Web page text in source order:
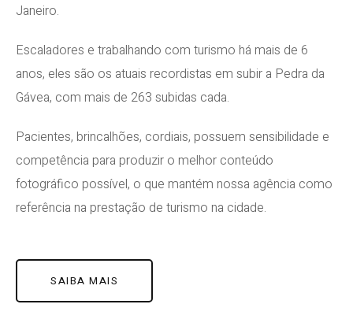
Janeiro.
Escaladores e trabalhando com turismo há mais de 6
anos, eles são os atuais recordistas em subir a Pedra da
Gávea, com mais de 263 subidas cada.
Pacientes, brincalhões, cordiais, possuem sensibilidade e
competência para produzir o melhor conteúdo
fotográfico possível, o que mantém nossa agência como
referência na prestação de turismo na cidade.
SAIBA MAIS